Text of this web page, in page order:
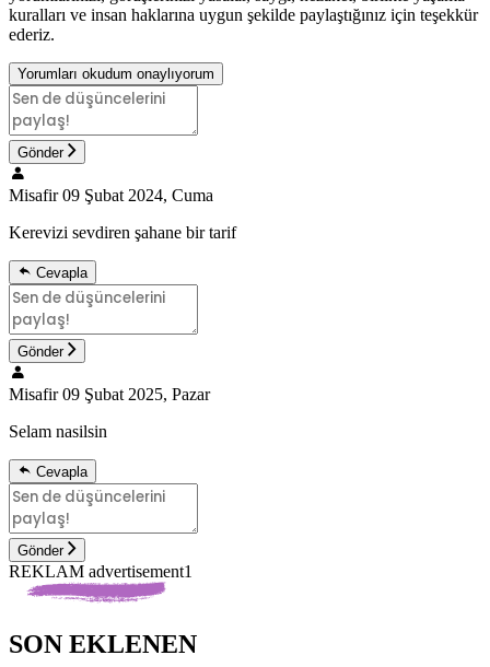
kuralları ve insan haklarına uygun şekilde paylaştığınız için teşekkür
ederiz.
Yorumları okudum onaylıyorum
Gönder
Misafir 09 Şubat 2024, Cuma
Kerevizi sevdiren şahane bir tarif
Cevapla
Gönder
Misafir 09 Şubat 2025, Pazar
Selam nasilsin
Cevapla
Gönder
REKLAM advertisement1
SON EKLENEN